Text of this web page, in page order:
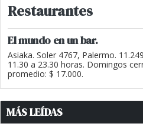
Restaurantes
El mundo en un bar.
Asiaka. Soler 4767, Palermo.
11.30 a 23.30 horas. Domingos
promedio: $ 17.000.
MÁS LEÍDAS